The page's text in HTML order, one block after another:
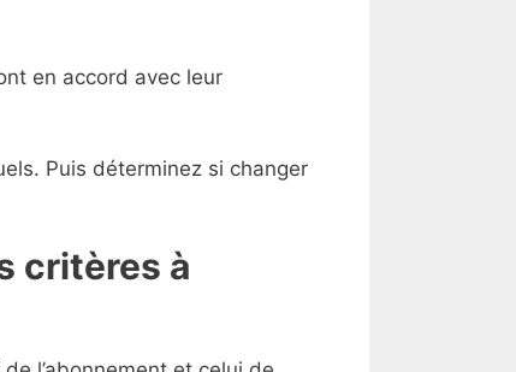
en accord avec leur
Puis déterminez si changer
critères à